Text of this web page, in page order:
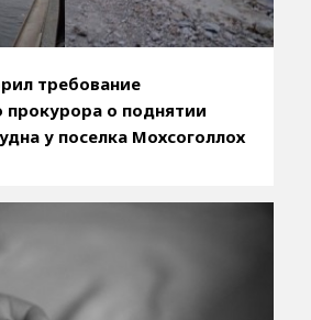
требование
прокурора о поднятии
у поселка Мохсоголлох